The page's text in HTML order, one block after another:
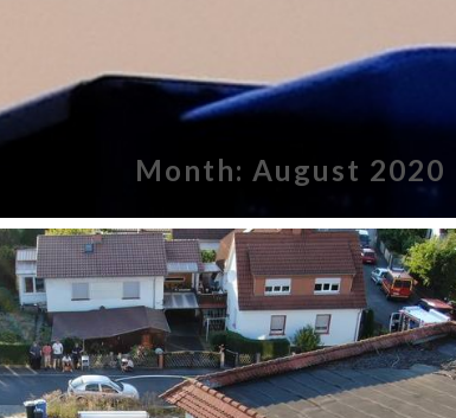
Month: August 2020